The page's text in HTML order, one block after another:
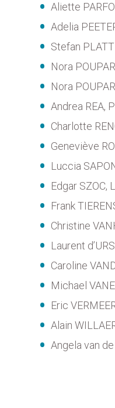
Aliette
Adelia
Stefan
Nora
Nora
Andrea REA,
Charlotte
Geneviève
Luccia
Edgar SZOC,
Frank
Christine
Laurent
Caroline
Michael
Eric
Alain
Angela van